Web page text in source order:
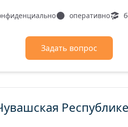
оперативно
Задать вопрос
Республике